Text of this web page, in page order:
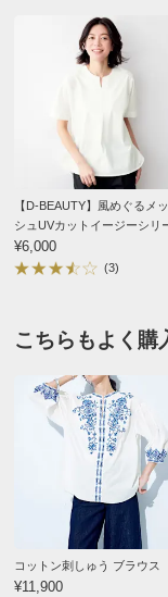
■色：ネイビー
■素材：本体…綿
■前中心ボタン途中
■原産国：インド製
■製品加工の為、
■商品により、柄
■素材の特性上、多
れる場合があります
バスト
着丈（前）
着丈（後）
肩幅
袖丈
袖回り
涼しく着られて
と思います。それ
ネイビー １：Ｓ－
静岡県 60代以上女
普段のサイズ : LL
りみえます普段は
2026/04/27
ネイビー １：Ｓ－
東京都 身
購入したサイズで
【D-BEAUTY】風めぐるメッ
シュUVカットイージーシリ
シャツ
¥6,000
(3)
こちらもよく購
コットン刺しゅう ブラウス
¥11,900